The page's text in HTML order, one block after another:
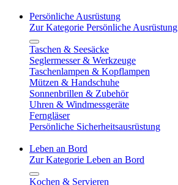
Persönliche Ausrüstung
Zur Kategorie Persönliche Ausrüstung
Taschen & Seesäcke
Seglermesser & Werkzeuge
Taschenlampen & Kopflampen
Mützen & Handschuhe
Sonnenbrillen & Zubehör
Uhren & Windmessgeräte
Ferngläser
Persönliche Sicherheitsausrüstung
Leben an Bord
Zur Kategorie Leben an Bord
Kochen & Servieren